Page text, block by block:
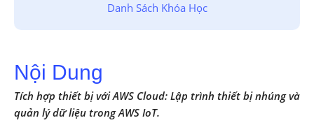
Danh Sách Khóa Học
Nội Dung
Tích hợp thiết bị với AWS Cloud: Lập trình thiết bị nhúng và
quản lý dữ liệu trong AWS IoT.